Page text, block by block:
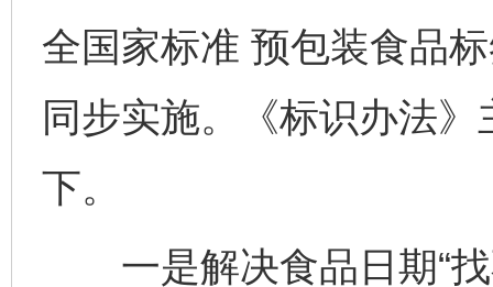
全国家标准 预包装食品
同步实施。《标识办法
下。
一是解决食品日期“找